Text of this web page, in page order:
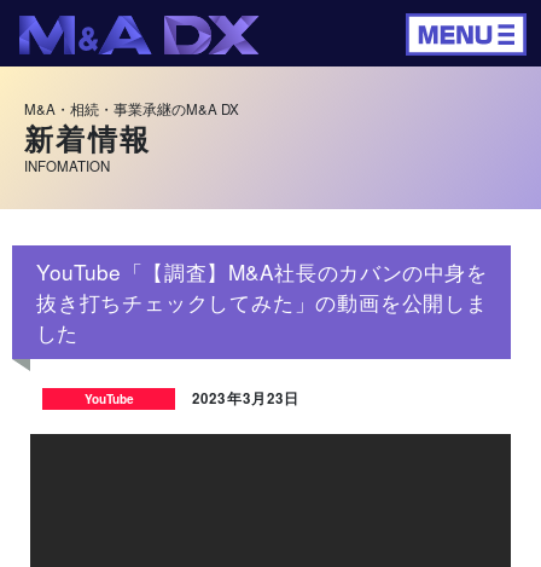
M&A・相続・事業承継のM&A DX
新着情報
INFOMATION
YouTube「【調査】M&A社長のカバンの中身を
抜き打ちチェックしてみた」の動画を公開しま
した
YouTube 2023年3月23日